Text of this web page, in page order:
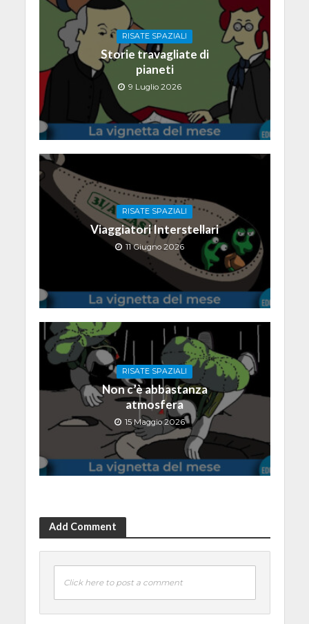
RISATE SPAZIALI
Storie travagliate di
pianeti
9 Luglio 2026
RISATE SPAZIALI
Viaggiatori Interstellari
11 Giugno 2026
RISATE SPAZIALI
Non c’è abbastanza
atmosfera
15 Maggio 2026
Add Comment
Click here to post a comment